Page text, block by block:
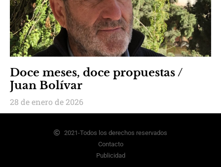
Doce meses, doce propuestas /
Juan Bolívar
28 de enero de 2026
2021-Todos los derechos reservados
Contacto
Publicidad